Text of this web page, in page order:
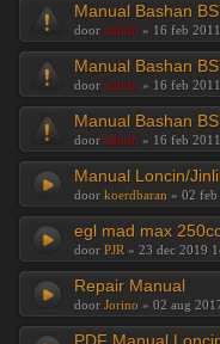
Manual Bashan
door admin » 16 feb
Manual Bashan
door admin » 16 feb
Manual Bashan
door admin » 16 feb
Manual Loncin/
door koerdbaran » 02
egl mad max
door PJR » 23 dec 2019
Repair Manual
door Jorino » 02 aug